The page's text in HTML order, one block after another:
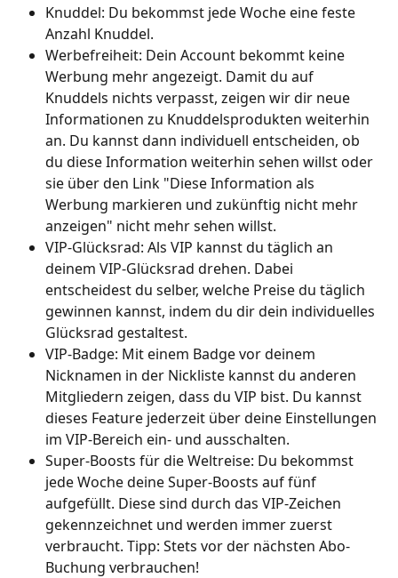
Knuddel: Du bekommst jede Woche eine feste
Anzahl Knuddel.
Werbefreiheit: Dein Account bekommt keine
Werbung mehr angezeigt. Damit du auf
Knuddels nichts verpasst, zeigen wir dir neue
Informationen zu Knuddelsprodukten weiterhin
an. Du kannst dann individuell entscheiden, ob
du diese Information weiterhin sehen willst oder
sie über den Link "Diese Information als
Werbung markieren und zukünftig nicht mehr
anzeigen" nicht mehr sehen willst.
VIP-Glücksrad: Als VIP kannst du täglich an
deinem VIP-Glücksrad drehen. Dabei
entscheidest du selber, welche Preise du täglich
gewinnen kannst, indem du dir dein individuelles
Glücksrad gestaltest.
VIP-Badge: Mit einem Badge vor deinem
Nicknamen in der Nickliste kannst du anderen
Mitgliedern zeigen, dass du VIP bist. Du kannst
dieses Feature jederzeit über deine Einstellungen
im VIP-Bereich ein- und ausschalten.
Super-Boosts für die Weltreise: Du bekommst
jede Woche deine Super-Boosts auf fünf
aufgefüllt. Diese sind durch das VIP-Zeichen
gekennzeichnet und werden immer zuerst
verbraucht. Tipp: Stets vor der nächsten Abo-
Buchung verbrauchen!